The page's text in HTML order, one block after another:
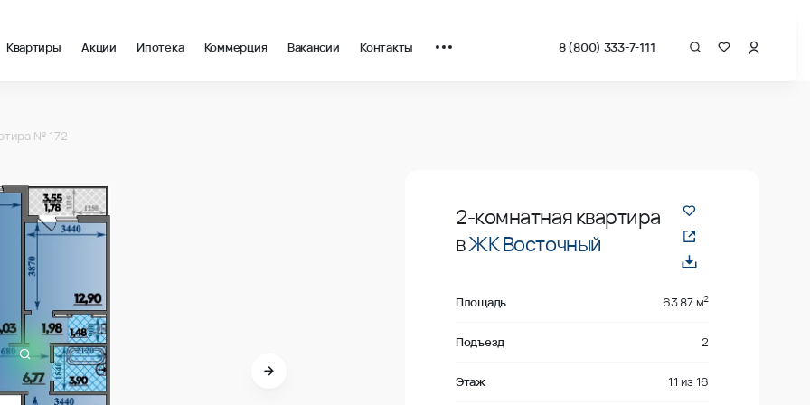
Квартиры Акции Ипотека Коммерция Вакансии Контакты 8 (800) 333-7-111
№ 172
2-комнатная квартира
вЖК Восточный
Площадь 63.87 м2
Подъезд 2
Этаж 11 из 16